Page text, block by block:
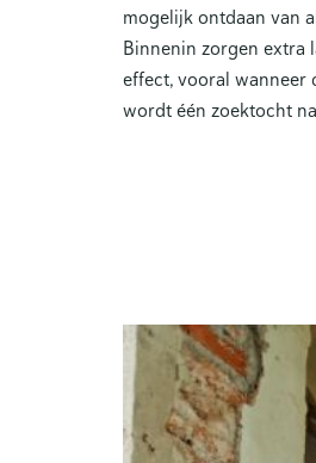
mogelijk ontdaan van
Binnenin zorgen extra
effect, vooral wanneer
wordt één zoektocht